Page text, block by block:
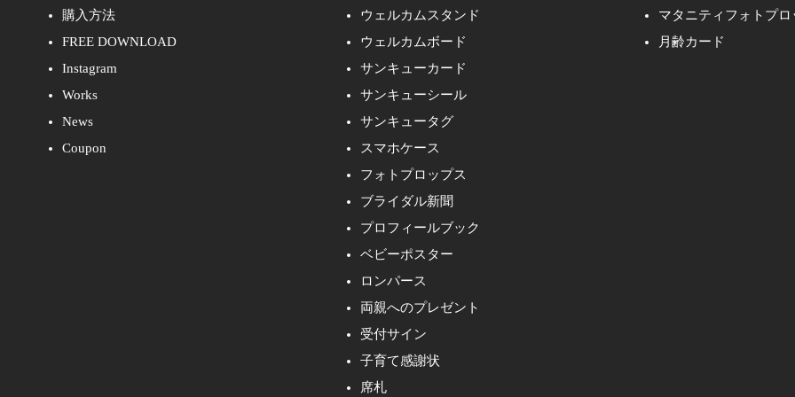
購入方法
FREE DOWNLOAD
Instagram
Works
News
Coupon
ウェルカムスタンド
ウェルカムボード
サンキューカード
サンキューシール
サンキュータグ
スマホケース
フォトプロップス
ブライダル新聞
プロフィールブック
ベビーポスター
ロンパース
両親へのプレゼント
受付サイン
子育て感謝状
席札
マタニティフォトプロ
月齢カード